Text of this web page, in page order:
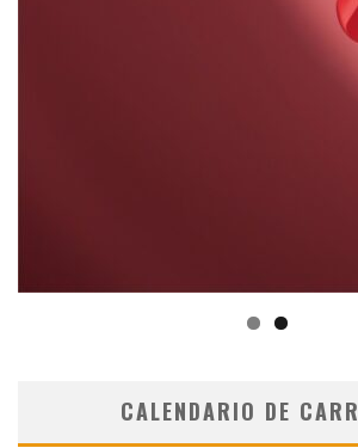
CALENDARIO DE